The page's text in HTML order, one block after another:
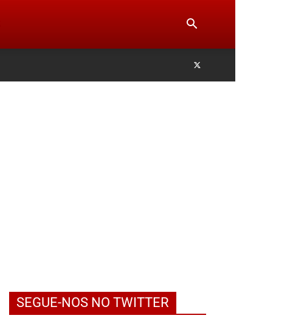
SEGUE-NOS NO TWITTER